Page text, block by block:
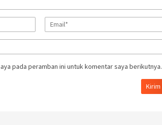
pada peramban ini untuk komentar saya berikutnya.